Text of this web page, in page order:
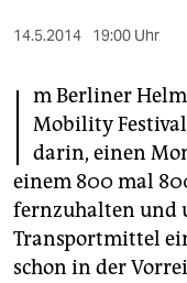
berlin
wahrheit
verlag
verlag
veranstaltungen
14.5.2014 19:00 Uhr
I m Berliner
Mobility
darin, einen
einem 800 mal
fernzuhalten und
Transportmittel
schon in der